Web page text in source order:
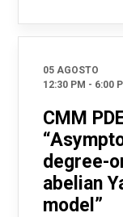
05 AGOSTO
12:30 PM - 6:00
CMM
degree-
abelian
model”